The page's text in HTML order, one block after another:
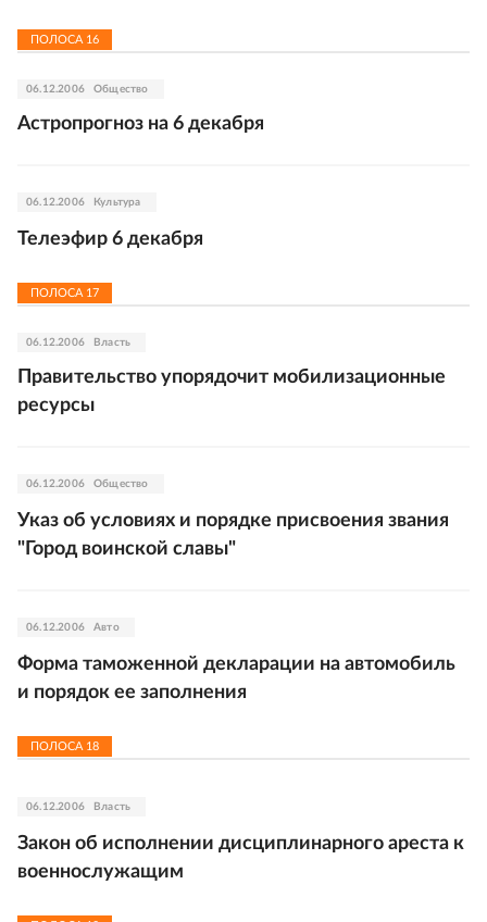
ПОЛОСА 16
06.12.2006 Общество
Астропрогноз на 6 декабря
06.12.2006 Культура
Телеэфир 6 декабря
ПОЛОСА 17
06.12.2006 Власть
Правительство упорядочит мобилизационные
ресурсы
06.12.2006 Общество
Указ об условиях и порядке присвоения звания
"Город воинской славы"
06.12.2006 Авто
Форма таможенной декларации на автомобиль
и порядок ее заполнения
ПОЛОСА 18
06.12.2006 Власть
Закон об исполнении дисциплинарного ареста к
военнослужащим